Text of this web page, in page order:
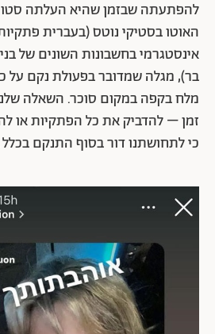
להפתעתה שבזמן שהיא העלתה
האוטו בסטיקי נוטס (בעברית
אינסטגרמי בחשבונות השונים של
בר), מגלה שמדובר בפעולת נקם על
מלח בקפה במקום סוכר. השאלה
זמן – להדביק את כל הפתקיות או
כי לתחושתנו דור בסוף התנקם